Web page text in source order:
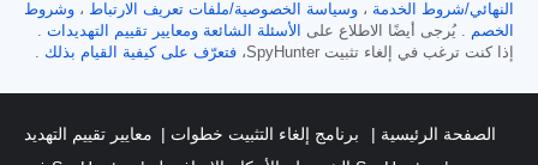
النهائي/شروط الخدمة ، وسياسة الخصوصية/ملفات تعريف الارتباط ، وشروط
الخصم . يُرجى أيضًا الاطلاع على الأسئلة الشائعة ومعايير تقييم التهديدات .
إذا كنت ترغب في إلغاء تثبيت SpyHunter،
فتعرّف على كيفية القيام بذلك .
الصفحة الرئيسية برنامج إلغاء التثبيت خطوات
معايير تقييم التهديد